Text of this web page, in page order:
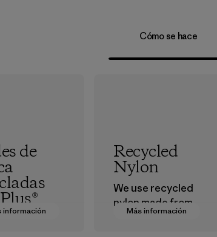
Cómo se hace
información
de
Más información
Recycled
Nylon
We use recycled
nylon made from
postindustrial